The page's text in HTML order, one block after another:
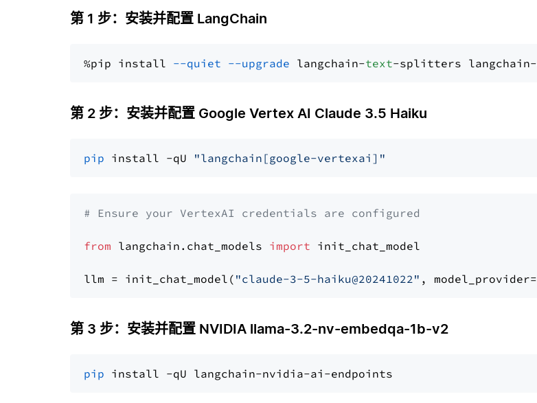
第 1 步：安装并配置 LangChain
%pip install --quiet --upgrade langchain-text
第 2 步：安装并配置 Google Vertex AI Claude 3.5 Haiku
pip install -qU "langchain[google-vertexai]"
# Ensure your VertexAI credentials are configured
from langchain.chat_models import init_chat_model
llm = init_chat_model( "claude-3-5-haiku@20241022" , model_provider=
第 3 步：安装并配置 NVIDIA llama-3.2-nv-embedqa-1b-v2
pip